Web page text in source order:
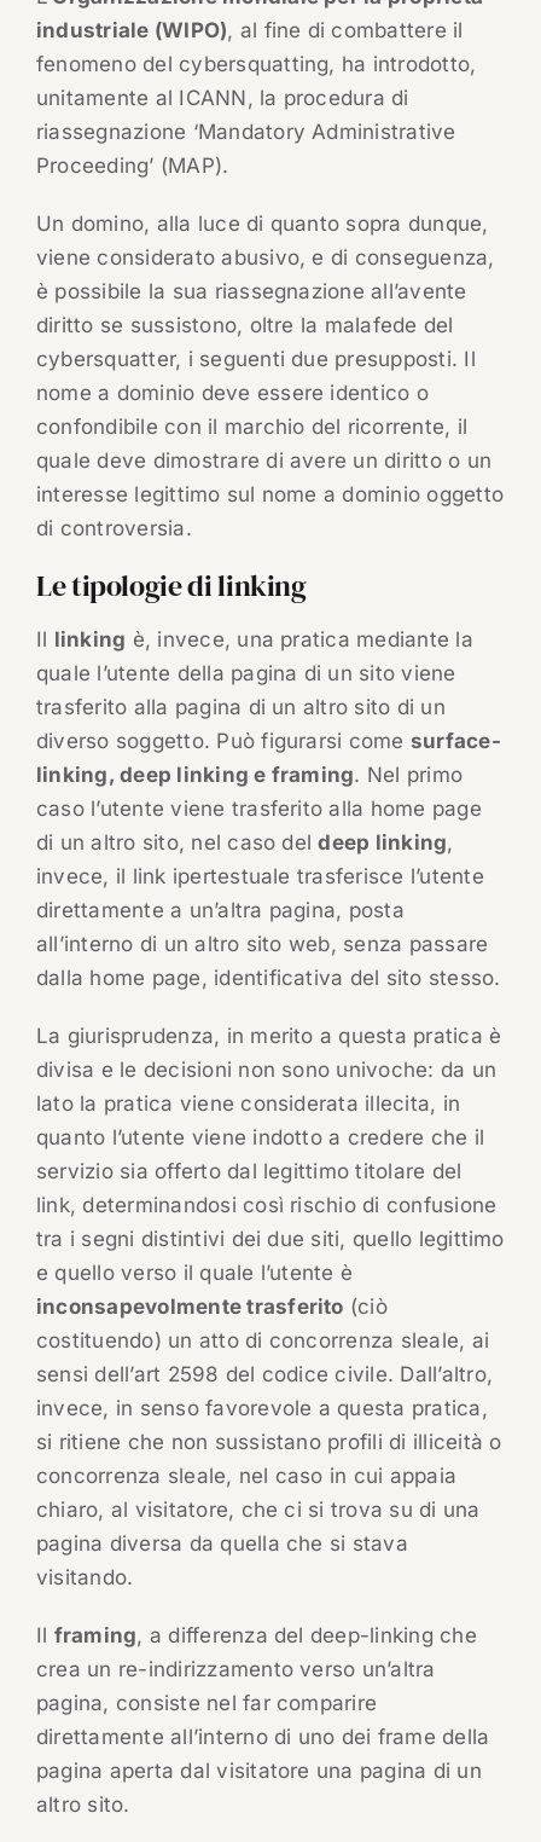
industriale (WIPO), al fine di combattere il
fenomeno del cybersquatting, ha introdotto,
unitamente al ICANN, la procedura di
riassegnazione ‘Mandatory Administrative
Proceeding’ (MAP).
Un domino, alla luce di quanto sopra dunque,
viene considerato abusivo, e di conseguenza,
è possibile la sua riassegnazione all’avente
diritto se sussistono, oltre la malafede del
cybersquatter, i seguenti due presupposti. Il
nome a dominio deve essere identico o
confondibile con il marchio del ricorrente, il
quale deve dimostrare di avere un diritto o un
interesse legittimo sul nome a dominio oggetto
di controversia.
Le tipologie di linking
Il linking è, invece, una pratica mediante la
quale l’utente della pagina di un sito viene
trasferito alla pagina di un altro sito di un
diverso soggetto. Può figurarsi come surface-
linking, deep linking e framing. Nel primo
caso l’utente viene trasferito alla home page
di un altro sito, nel caso deldeep linking,
invece, il link ipertestuale trasferisce l’utente
direttamente a un’altra pagina, posta
all’interno di un altro sito web, senza passare
dalla home page, identificativa del sito stesso.
La giurisprudenza, in merito a questa pratica è
divisa e le decisioni non sono univoche: da un
lato la pratica viene considerata illecita, in
quanto l’utente viene indotto a credere che il
servizio sia offerto dal legittimo titolare del
link, determinandosi così rischio di confusione
tra i segni distintivi dei due siti, quello legittimo
e quello verso il quale l’utente è
inconsapevolmente trasferito (ciò
costituendo) un atto di concorrenza sleale, ai
sensi dell’art 2598 del codice civile. Dall’altro,
invece, in senso favorevole a questa pratica,
si ritiene che non sussistano profili di illiceità o
concorrenza sleale, nel caso in cui appaia
chiaro, al visitatore, che ci si trova su di una
pagina diversa da quella che si stava
visitando.
Il framing, a differenza del deep-linking che
crea un re-indirizzamento verso un’altra
pagina, consiste nel far comparire
direttamente all’interno di uno dei frame della
pagina aperta dal visitatore una pagina di un
altro sito.